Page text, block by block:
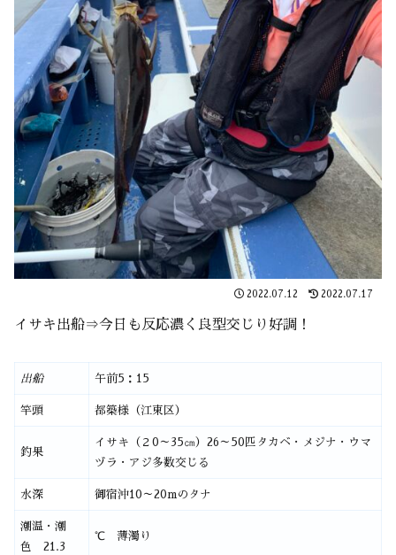
2022.07.12 2022.07.17
イサキ出船⇒今日も反応濃く良型交じり好調！
出船 午前5：15
竿頭 都築様（江東区）
釣果
イサキ（２0～35㎝）26～50匹タカベ・メジナ・ウマ
ヅラ・アジ多数交じる
水深 御宿沖10～20mのタナ
潮温・潮
色 21.3
℃ 薄濁り